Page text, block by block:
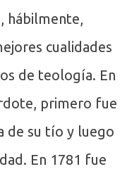
hábilmente,
cualidades
de teología. En
primero fue
de su tío y luego
En 1781 fue